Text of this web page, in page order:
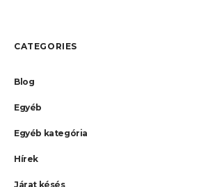
CATEGORIES
Blog
Egyéb
Egyéb kategória
Hírek
Járat késés